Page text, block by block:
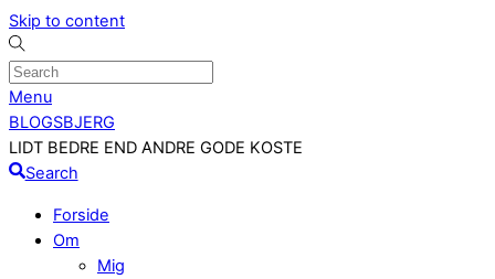
Skip to content
Menu
BLOGSBJERG
LIDT BEDRE END ANDRE GODE KOSTE
Search
Forside
Om
Mig